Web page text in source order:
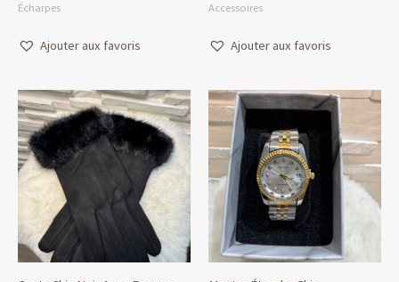
Écharpes
Ajouter aux favoris
Accessoires
Ajouter aux favoris